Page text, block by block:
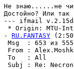
Не знаю......не
Достойно? Или так
--- ifmail
* Origin: MTU-
- RU.FANTASY
Msg  : 653 из
From :
To   : All
Subj : Re: